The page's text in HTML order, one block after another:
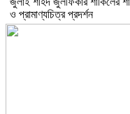
ও প্রামাণ্যচিত্র প্রদর্শন